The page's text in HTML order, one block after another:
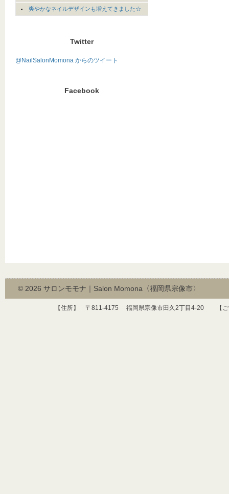
爽やかなネイルデザインも増えてきました☆
Twitter
@NailSalonMomona からのツイート
Facebook
© 2026 サロンモモナ｜Salon Momona〈福岡県宗像市〉
【住所】 〒 811-4175 福岡県宗像市田久2丁目 4-20 【ご